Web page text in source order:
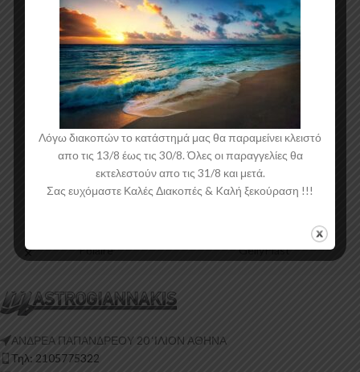
Polaire GellyPlast
ΑΝΔΡΕΑ ΠΑΠΑΝΔΡΕΟΥ 20 ‘ΙΛΙΟΝ ΑΘΗΝΑ
Τηλ: 2105775322
Λόγω διακοπών το κατάστημά μας θα παραμείνει κλειστό
απο τις 13/8 έως τις 30/8. Όλες οι παραγγελίες θα
εκτελεστούν απο τις 31/8 και μετά.
Σας ευχόμαστε Καλές Διακοπές & Kαλή ξεκούραση !!!